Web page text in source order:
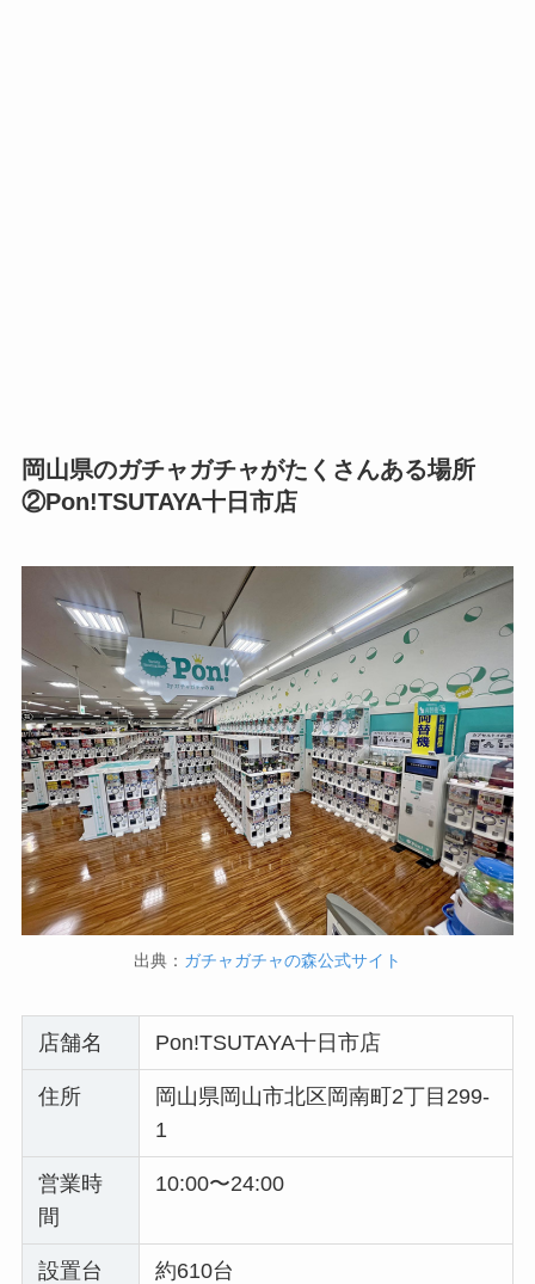
岡山県のガチャガチャがたくさんある場所
②Pon!TSUTAYA十日市店
出典： ガチャガチャの森公式サイト
店舗名 Pon!TSUTAYA十日市店
住所
岡山県岡山市北区岡南町2丁目299-
1
営業時
間
10:00〜24:00
設置台 約610台